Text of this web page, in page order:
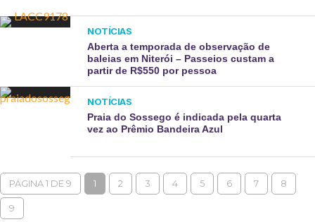
NOTÍCIAS
Aberta a temporada de observação de
baleias em Niterói – Passeios custam a
partir de R$550 por pessoa
NOTÍCIAS
Praia do Sossego é indicada pela quarta
vez ao Prêmio Bandeira Azul
PÁGINA 1 DE 9 1 2 3 4 5 6 7 8
9